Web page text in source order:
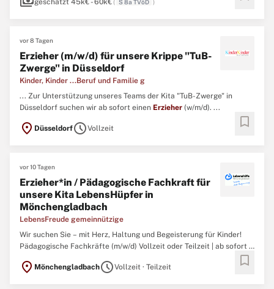
geschätzt 45k€ - 60k€( S 8a TVöD )
vor 8 Tagen
Erzieher (m/w/d) für unsere Krippe "TuB-
Zwerge" in Düsseldorf
Kinder, Kinder ...Beruf und Familie g
... Zur Unterstützung unseres Teams der Kita "TuB-Zwerge" in
Düsseldorf suchen wir ab sofort einen Erzieher (w/m/d). ...
location_on DüsseldorfscheduleVollzeit bookmark
vor 10 Tagen
Erzieher*in / Pädagogische Fachkraft für
unsere Kita LebensHüpfer in
Mönchengladbach
LebensFreude gemeinnützige
Wir suchen Sie – mit Herz, Haltung und Begeisterung für Kinder!
Pädagogische Fachkräfte (m/w/d) Vollzeit oder Teilzeit | ab sofort |
Mönchengladbach 4.000,00€ Einstiegsprämie – weil Sie uns wichtig
sind! Sie möchten Kinder auf ihrem Weg ins Leben begleiten, ihre
location_on MönchengladbachscheduleVollzeit · Teilzeit bookmark